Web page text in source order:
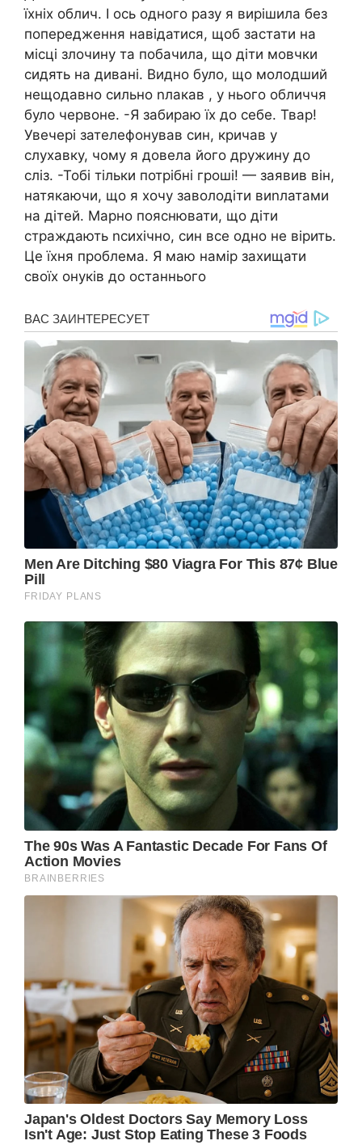
їхніх облич. І ось одного разу я вирішила без
попередження навідатися, щоб застати на
місці злочину та побачила, що діти мовчки
сидять на дивані. Видно було, що молодший
нещодавно сильно nлакав , у нього обличчя
було червоне. -Я забираю їх до себе. Твар!
Увечері зателефонував син, кричав у
слухавку, чому я довела його дружину до
сліз. -Тобі тільки потрібні гроші! — заявив він,
натякаючи, що я хочу заволодіти виnлатами
на дітей. Марно пояснювати, що діти
страждають nсихічно, син все одно не вірить.
Це їхня проблема. Я маю намір захищати
своїх онуків до останнього